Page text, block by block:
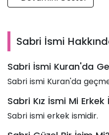
Sabri İsmi
Sabri İsmi Kuran'da
Sabri ismi Kuran'da
Sabri Kız İsmi Mi Erkek
Sabri ismi erkek ismidir.